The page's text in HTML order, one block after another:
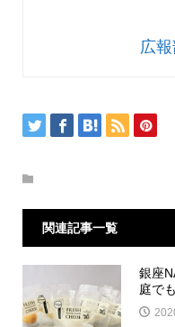
広
関連記事一覧
銀座
庭で